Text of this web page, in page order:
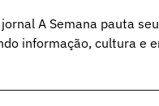
A Semana pauta
informação, cultura e